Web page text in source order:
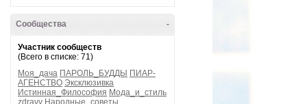
-
Сообщества
Участник сообществ
(Всего в списке: 71)
Моя_дача ПАРОЛЬ_БУДДЫ ПИАР-
АГЕНСТВО Эксклюзивка
Истинная_Философия Мода_и_стиль
zdravy Народные_советы